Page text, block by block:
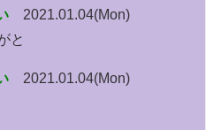
2021.01.04(Mon)
と
2021.01.04(Mon)